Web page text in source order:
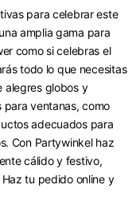
para celebrar este
amplia gama para
como si celebras el
todo lo que necesitas
alegres globos y
para ventanas, como
adecuados para
Con Partywinkel haz
cálido y festivo,
tu pedido online y